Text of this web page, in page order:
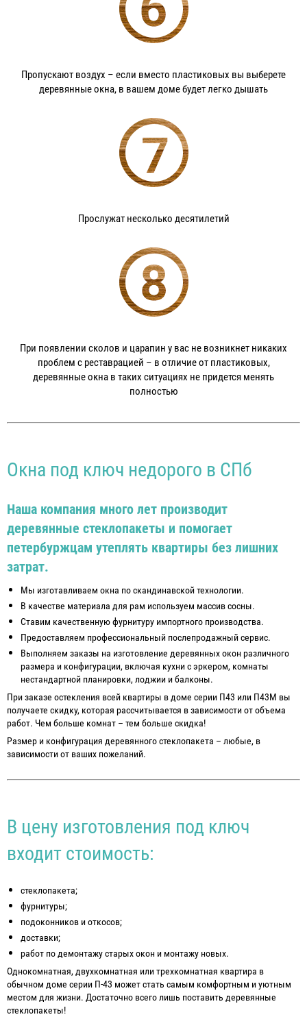
Пропускают воздух – если вместо пластиковых вы выберете
деревянные окна, в вашем доме будет легко дышать
Прослужат несколько десятилетий
При появлении сколов и царапин у вас не возникнет никаких
проблем с реставрацией – в отличие от пластиковых,
деревянные окна в таких ситуациях не придется менять
полностью
Окна под ключ недорого в СПб
Наша компания много лет производит
деревянные стеклопакеты и помогает
петербуржцам утеплять квартиры без лишних
затрат.
Мы изготавливаем окна по скандинавской технологии.
В качестве материала для рам используем массив сосны.
Ставим качественную фурнитуру импортного производства.
Предоставляем профессиональный послепродажный сервис.
Выполняем заказы на изготовление деревянных окон различного
размера и конфигурации, включая кухни с эркером, комнаты
нестандартной планировки, лоджии и балконы.
При заказе остекления всей квартиры в доме серии П43 или П43М вы
получаете скидку, которая рассчитывается в зависимости от объема
работ. Чем больше комнат – тем больше скидка!
Размер и конфигурация деревянного стеклопакета – любые, в
зависимости от ваших пожеланий.
В цену изготовления под ключ
входит стоимость:
стеклопакета;
фурнитуры;
подоконников и откосов;
доставки;
работ по демонтажу старых окон и монтажу новых.
Однокомнатная, двухкомнатная или трехкомнатная квартира в
обычном доме серии П-43 может стать самым комфортным и уютным
местом для жизни. Достаточно всего лишь поставить деревянные
стеклопакеты!